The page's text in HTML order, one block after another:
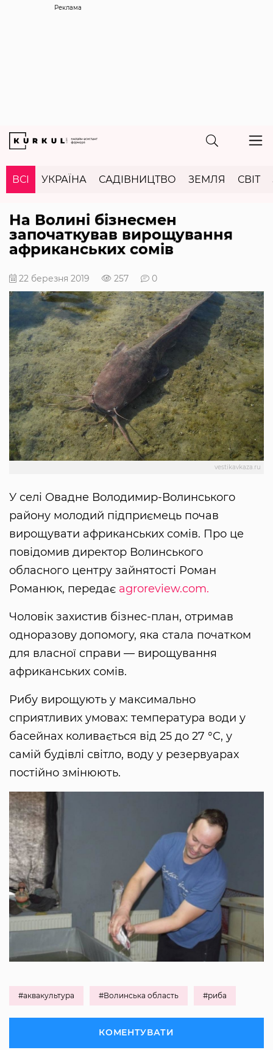
Реклама
ВСІ УКРАЇНА САДІВНИЦТВО ЗЕМЛЯ СВІТ
На Волині бізнесмен
започаткував вирощування
африканських сомів
22 березня 2019 257 0
vestikavkaza.ru
У селі Овадне Володимир-Волинського
району молодий підприємець почав
вирощувати африканських сомів. Про це
повідомив директор Волинського
обласного центру зайнятості Роман
Романюк, передає agroreview.com.
Чоловік захистив бізнес-план, отримав
одноразову допомогу, яка стала початком
для власної справи — вирощування
африканських сомів.
Рибу вирощують у максимально
сприятливих умовах: температура води у
басейнах коливається від 25 до 27 °C, у
самій будівлі світло, воду у резервуарах
постійно змінюють.
#аквакультура #Волинська область #риба
КОМЕНТУВАТИ